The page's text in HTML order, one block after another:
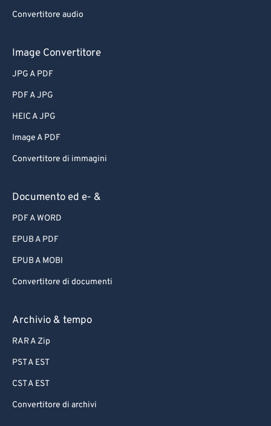
Convertitore audio
Image Convertitore
JPG A PDF
PDF A JPG
HEIC A JPG
Image A PDF
Convertitore di immagini
Documento ed e- &
PDF A WORD
EPUB A PDF
EPUB A MOBI
Convertitore di documenti
Archivio & tempo
RAR A Zip
PST A EST
CST A EST
Convertitore di archivi